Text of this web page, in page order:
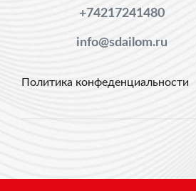
+74217241480
info@sdailom.ru
Политика конфеденциальности